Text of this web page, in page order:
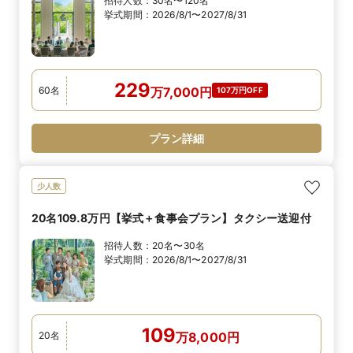
挙式期間： 2026/8/1〜2027/8/31
60名 229万7,000円 107万円OFF
プラン詳細
少人数
20名109.8万円【挙式＋食事会プラン】タクシー送迎付
招待人数： 20名〜30名
挙式期間： 2026/8/1〜2027/8/31
20名 109万8,000円